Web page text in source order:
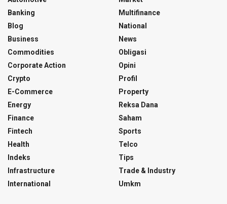
Banking
Blog
Business
Commodities
Corporate Action
Crypto
E-Commerce
Energy
Finance
Fintech
Health
Indeks
Infrastructure
International
Multifinance
National
News
Obligasi
Opini
Profil
Property
Reksa Dana
Saham
Sports
Telco
Tips
Trade & Industry
Umkm